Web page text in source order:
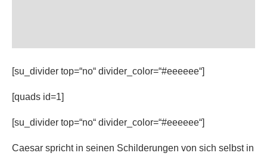
[su_divider top=“no“ divider_color=“#eeeeee“]
[quads id=1]
[su_divider top=“no“ divider_color=“#eeeeee“]
Caesar spricht in seinen Schilderungen von sich selbst in